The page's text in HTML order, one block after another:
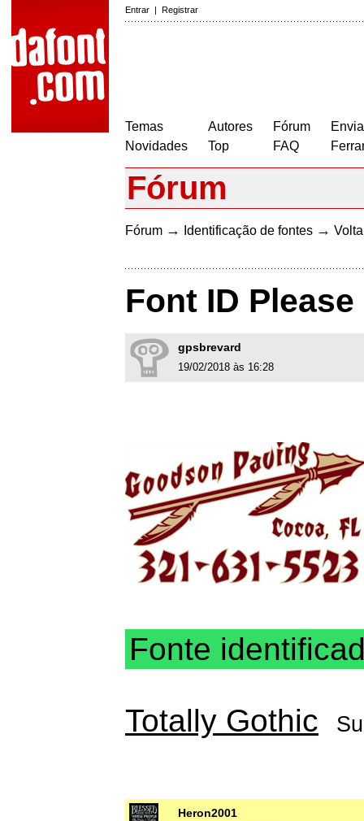
Entrar | Registrar
Temas
Novidades
Autores
Top
Fórum
FAQ
Fórum
Fórum → Identificação de fontes →
Font ID Please
gpsbrevard
19/02/2018 às 16:28
Fonte
Totally Gothic
Heron2001